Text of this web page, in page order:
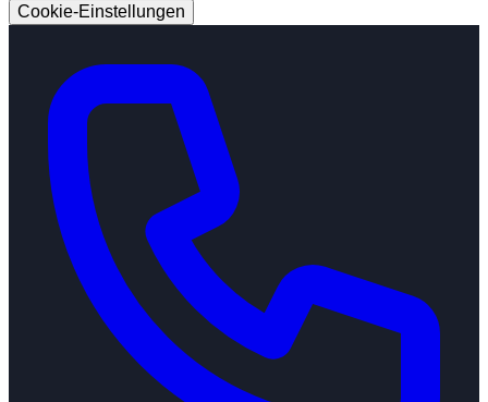
Cookie-Einstellungen